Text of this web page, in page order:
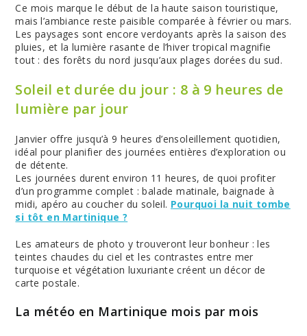
Ce mois marque le début de la haute saison touristique,
mais l’ambiance reste paisible comparée à février ou mars.
Les paysages sont encore verdoyants après la saison des
pluies, et la lumière rasante de l’hiver tropical magnifie
tout : des forêts du nord jusqu’aux plages dorées du sud.
Soleil et durée du jour : 8 à 9 heures de
lumière par jour
Janvier offre jusqu’à 9 heures d’ensoleillement quotidien,
idéal pour planifier des journées entières d’exploration ou
de détente.
Les journées durent environ 11 heures, de quoi profiter
d’un programme complet : balade matinale, baignade à
midi, apéro au coucher du soleil. Pourquoi la nuit tombe
si tôt en Martinique ?
Les amateurs de photo y trouveront leur bonheur : les
teintes chaudes du ciel et les contrastes entre mer
turquoise et végétation luxuriante créent un décor de
carte postale.
La météo en Martinique mois par mois